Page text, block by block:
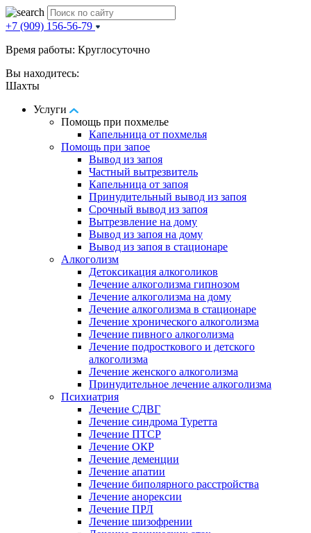
+7 (909) 156-56-79
Время работы: Круглосуточно
Вы находитесь:
Шахты
Услуги
Помощь при похмелье
Капельница от похмелья
Помощь при запое
Вывод из запоя
Частный вытрезвитель
Капельница от запоя
Принудительный вывод из запоя
Срочный вывод из запоя
Вытрезвление на дому
Вывод из запоя на дому
Вывод из запоя в стационаре
Алкоголизм
Детоксикация алкоголиков
Лечение алкоголизма гипнозом
Лечение алкоголизма на дому
Лечение алкоголизма в стационаре
Лечение хронического алкоголизма
Лечение пивного алкоголизма
Лечение подросткового и детского
алкоголизма
Лечение женского алкоголизма
Принудительное лечение алкоголизма
Психиатрия
Лечение СДВГ
Лечение синдрома Туретта
Лечение ПТСР
Лечение ОКР
Лечение деменции
Лечение апатии
Лечение биполярного расстройства
Лечение анорексии
Лечение ПРЛ
Лечение шизофрении